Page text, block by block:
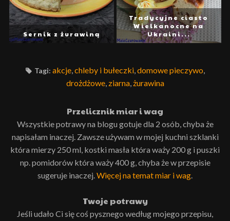
Sernik z żurawiną
Tradycyjne ciasto
Wielkanocne na
Ukraini...
Tagi: akcje,chleby i bułeczki,domowe pieczywo,
drożdżowe, ziarna,żurawina
Przelicznik miar i wag
Wszystkie potrawy na blogu gotuje dla 2 osób, chyba że
napisałam inaczej. Zawsze używam w mojej kuchni szklanki
która mierzy 250 ml, kostki masła która waży 200 g i puszki
np. pomidorów która waży 400 g, chyba że w przepisie
sugeruje inaczej.Więcej na temat miar i wag.
Twoje potrawy
Jeśli udało Ci się coś pysznego według mojego przepisu,